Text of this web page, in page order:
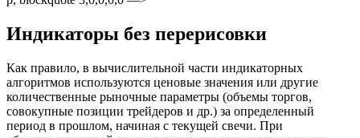
Индикаторы без перерисовки
Как правило, в вычислительной части индикаторных
алгоритмов используются ценовые значения или другие
количественные рыночные параметры (объемы торгов,
совокупные позиции трейдеров и др.) за определенный
период в прошлом, начиная с текущей свечи. При